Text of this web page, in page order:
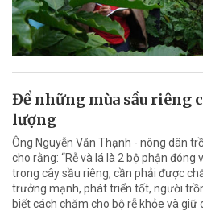
Để những mùa sầu riêng
lượng
Ông Nguyễn Văn Thạnh - nông dân
cho rằng: “Rễ và lá là 2 bộ phận
trong cây sầu riêng, cần phải được
trưởng mạnh, phát triển tốt, người
biết cách chăm cho bộ rễ khỏe và giữ